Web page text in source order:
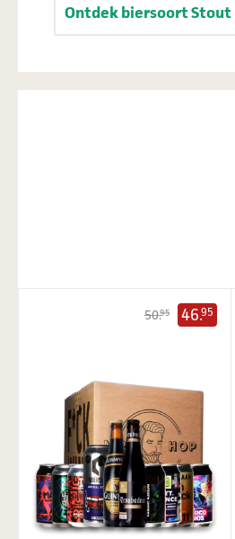
Ontdek biersoort Stout
50.95 46.95